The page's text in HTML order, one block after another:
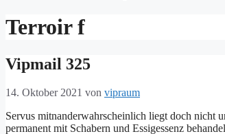
Terroir f
Vipmail 325
14. Oktober 2021 von vipraum
Servus mitnanderwahrscheinlich liegt doch nicht
permanent mit Schabern und Essigessenz